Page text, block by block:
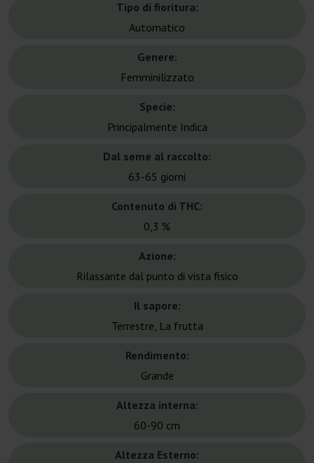
Tipo di fioritura:
Automatico
Genere:
Femminilizzato
Specie:
Principalmente Indica
Dal seme al raccolto:
63-65 giorni
Contenuto di THC:
0,3 %
Azione:
Rilassante dal punto di vista fisico
Il sapore:
Terrestre, La frutta
Rendimento:
Grande
Altezza interna:
60-90 cm
Altezza Esterno: